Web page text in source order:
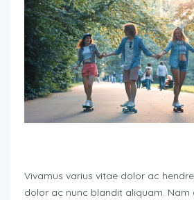
Vivamus varius vitae dolor ac
dolor ac nunc blandit aliquam. Nam